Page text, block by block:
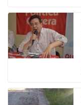
e
b
o
o
itt
er